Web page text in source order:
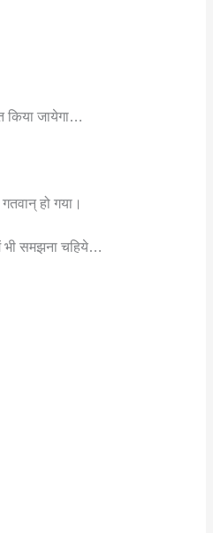
किया जायेगा…
हो गया।
भी समझना चहिये…